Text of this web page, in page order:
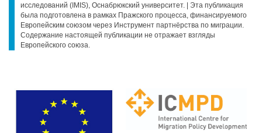
исследований (IMIS), Оснабрюкский университет. | Эта публикация
была подготовлена в рамках Пражского процесса, финансируемого
Европейским союзом через Инструмент партнёрства по миграции.
Содержание настоящей публикации не отражает взгляды
Европейского союза.